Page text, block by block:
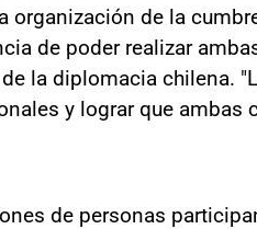
de la
de poder realizar
la diplomacia chilena.
y lograr que ambas
de personas